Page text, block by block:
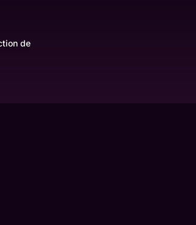
de